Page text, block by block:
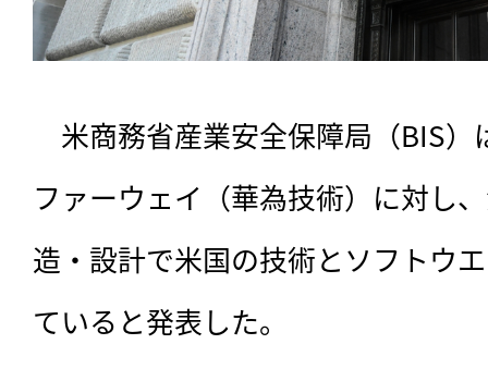
米商務省産業安全保障局（BIS）
ファーウェイ（華為技術）に対し
造・設計で米国の技術とソフトウ
ていると発表した。